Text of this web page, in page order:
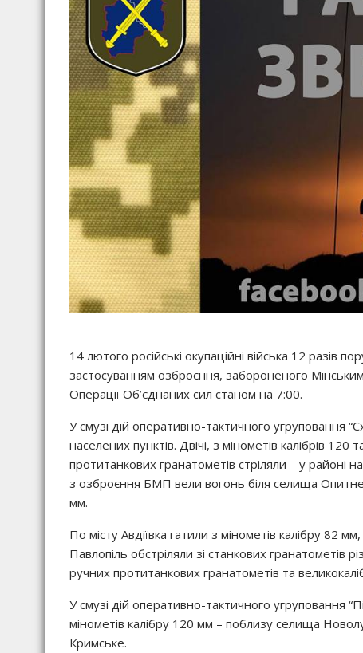
14 лютого російські окупаційні війська 12 разів
застосуванням озброєння, забороненого
Операції Об’єднаних сил станом на 7:00.
У смузі дій оперативно-тактичного угруповання
населених пунктів. Двічі, з мінометів калібрів
протитанкових гранатометів стріляли – у районі
з озброєння БМП вели вогонь біля селища
мм.
По місту Авдіївка гатили з мінометів калібру 82
Павлопіль обстріляли зі станкових гранатометів
ручних протитанкових гранатометів та
У смузі дій оперативно-тактичного угруповання
мінометів калібру 120 мм – поблизу селища
Кримське.